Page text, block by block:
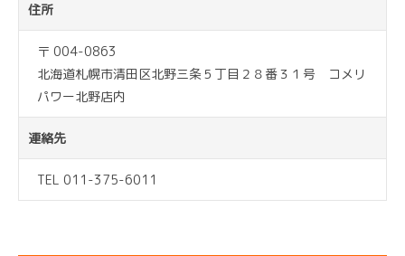
住所
〒 004-0863
北海道札幌市清田区北野三条５丁目２８番３１号 コメリ
パワー北野店内
連絡先
TEL 011-375-6011